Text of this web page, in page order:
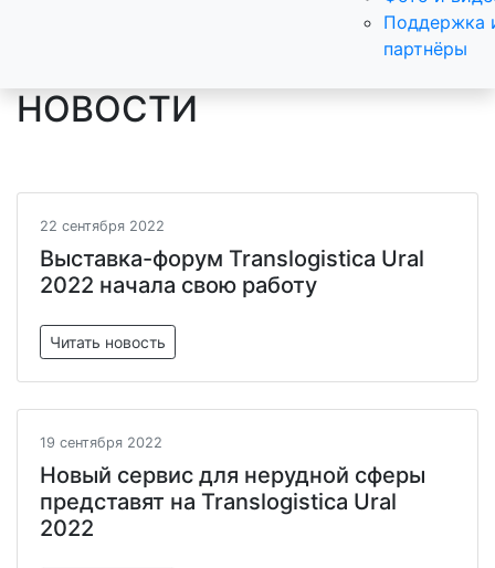
Поддержка
партнёры
НОВОСТИ
22 сентября 2022
Выставка-форум Translogistica Ural
2022 начала свою работу
Читать новость
19 сентября 2022
Новый сервис для нерудной сферы
представят на Translogistica Ural
2022